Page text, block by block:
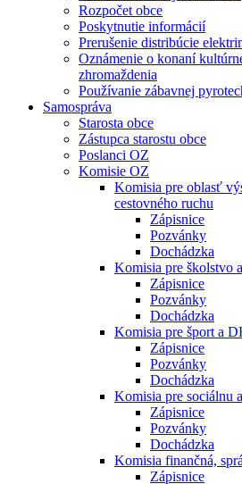
Rozpočet obce
Poskytnutie informácií
Prerušenie distribúcie
Oznámenie o konaní
zhromaždenia
Používanie zábavnej
Samospráva
Starosta obce
Zástupca starostu obce
Poslanci OZ
Komisie OZ
Komisia pre oblasť
cestovného ruchu
Zápisnice
Pozvánky
Dochádzka
Komisia pre školstvo
Zápisnice
Pozvánky
Dochádzka
Komisia pre šport a
Zápisnice
Pozvánky
Dochádzka
Komisia pre sociálnu
Zápisnice
Pozvánky
Dochádzka
Komisia finančná,
Zápisnice